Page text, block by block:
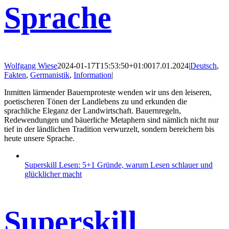
Sprache
Wolfgang Wiese2024-01-17T15:53:50+01:0017.01.2024|Deutsch,
Fakten, Germanistik, Information|
Inmitten lärmender Bauernproteste wenden wir uns den leiseren,
poetischeren Tönen der Landlebens zu und erkunden die
sprachliche Eleganz der Landwirtschaft. Bauernregeln,
Redewendungen und bäuerliche Metaphern sind nämlich nicht nur
tief in der ländlichen Tradition verwurzelt, sondern bereichern bis
heute unsere Sprache.
Superskill Lesen: 5+1 Gründe, warum Lesen schlauer und
glücklicher macht
Superskill